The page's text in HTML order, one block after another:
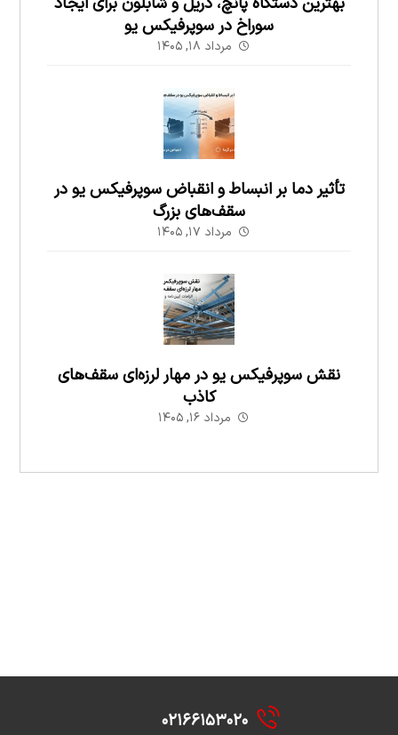
سوراخ در سوپرفیکس یو
مرداد ۱۸, ۱۴۰۵
تأثیر دما بر انبساط و انقباض سوپرفیکس یو در
سقف‌های بزرگ
مرداد ۱۷, ۱۴۰۵
نقش سوپرفیکس یو در مهار لرزه‌ای سقف‌های
کاذب
مرداد ۱۶, ۱۴۰۵
۰۲۱۶۶۱۵۳۰۲۰